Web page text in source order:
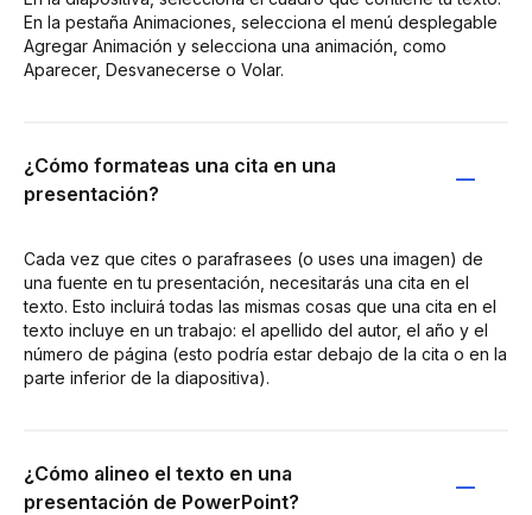
En la pestaña Animaciones, selecciona el menú desplegable
Agregar Animación y selecciona una animación, como
Aparecer, Desvanecerse o Volar.
¿Cómo formateas una cita en una
presentación?
Cada vez que cites o parafrasees (o uses una imagen) de
una fuente en tu presentación, necesitarás una cita en el
texto. Esto incluirá todas las mismas cosas que una cita en el
texto incluye en un trabajo: el apellido del autor, el año y el
número de página (esto podría estar debajo de la cita o en la
parte inferior de la diapositiva).
¿Cómo alineo el texto en una
presentación de PowerPoint?